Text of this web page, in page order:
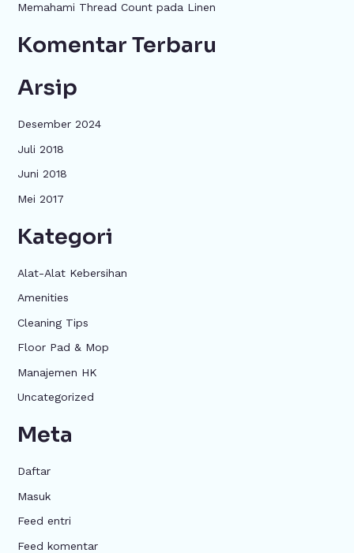
kMemahami Thread Count pada Linen
Komentar Terbaru
Arsip
Desember 2024
Juli 2018
Juni 2018
Mei 2017
Kategori
Alat-Alat Kebersihan
Amenities
Cleaning Tips
Floor Pad & Mop
Manajemen HK
Uncategorized
Meta
Daftar
Masuk
Feed entri
Feed komentar